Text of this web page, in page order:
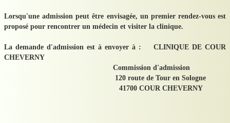
Lorsqu'une admission peut être envisagée, un premier rendez-vous est
proposé pour rencontrer un médecin et visiter la clinique.
La demande d'admission est à envoyer à : CLINIQUE DE COUR
CHEVERNY
Commission d'admission
120 route de Tour en Sologne
41700 COUR CHEVERNY